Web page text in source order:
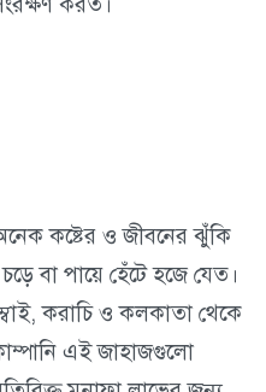
কষ্টের ও জীবনের ঝুঁকি
বা পায়ে হেঁটে হজে যেত।
করাচি ও কলকাতা থেকে
এই জাহাজগুলো